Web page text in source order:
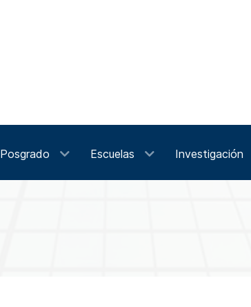
Posgrado Escuelas Investigación